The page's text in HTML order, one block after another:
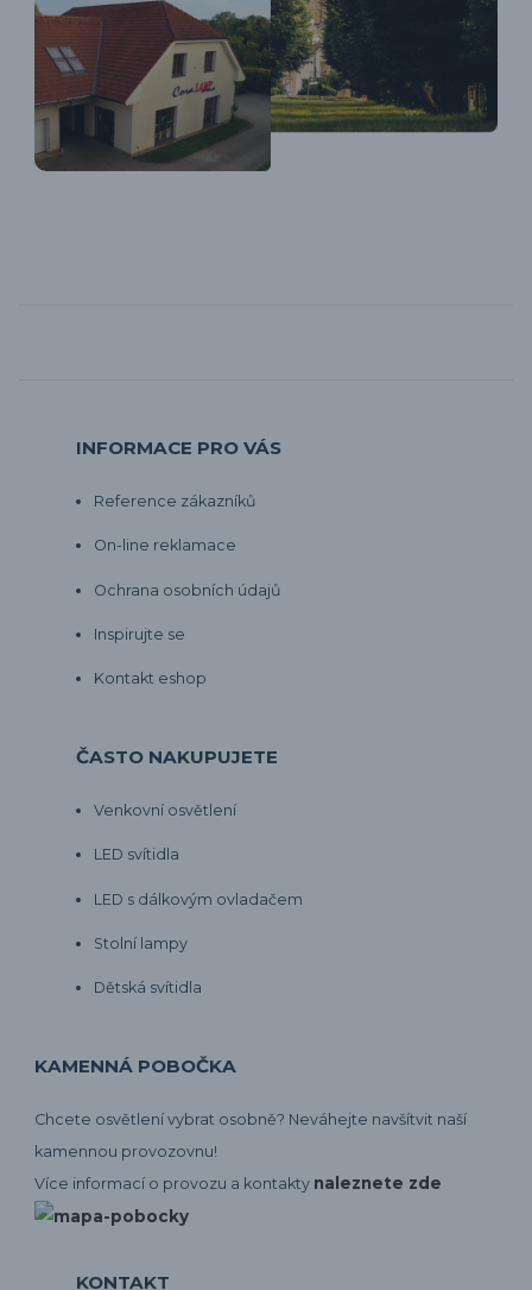
INFORMACE PRO VÁS
Reference zákazníků
On-line reklamace
Ochrana osobních údajů
Inspirujte se
Kontakt eshop
ČASTO NAKUPUJETE
Venkovní osvětlení
LED svítidla
LED s dálkovým ovladačem
Stolní lampy
Dětská svítidla
KAMENNÁ POBOČKA
Chcete osvětlení vybrat osobně? Neváhejte navšítvit naší
kamennou provozovnu!
Více informací o provozu a kontakty naleznete zde
KONTAKT